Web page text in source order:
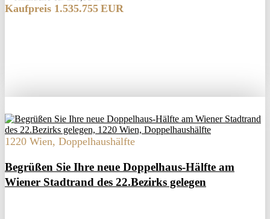
Kaufpreis 1.535.755 EUR
1220 Wien, Doppelhaushälfte
Begrüßen Sie Ihre neue Doppelhaus-Hälfte am
Wiener Stadtrand des 22.Bezirks gelegen